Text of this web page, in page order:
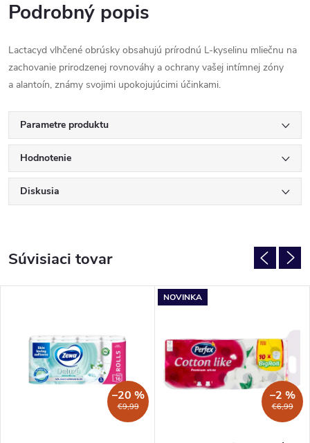
Podrobný popis
Lactacyd vlhčené obrúsky obsahujú prírodnú L-kyselinu mliečnu na
zachovanie prirodzenej rovnováhy a ochrany vašej intímnej zóny
a alantoín, známy svojimi upokojujúcimi účinkami.
Parametre produktu
Hodnotenie
Diskusia
Súvisiaci tovar
€9,99
–20 %
NOVINKA
€6,99
–2 %